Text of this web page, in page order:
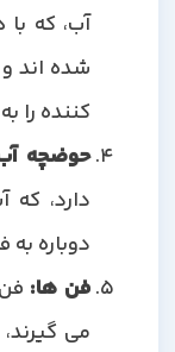
آب، که با
شده اند و
کننده را به
حوضچه آب
دارد، که
دوباره به
فن ها:فن ها،
می گیرند،